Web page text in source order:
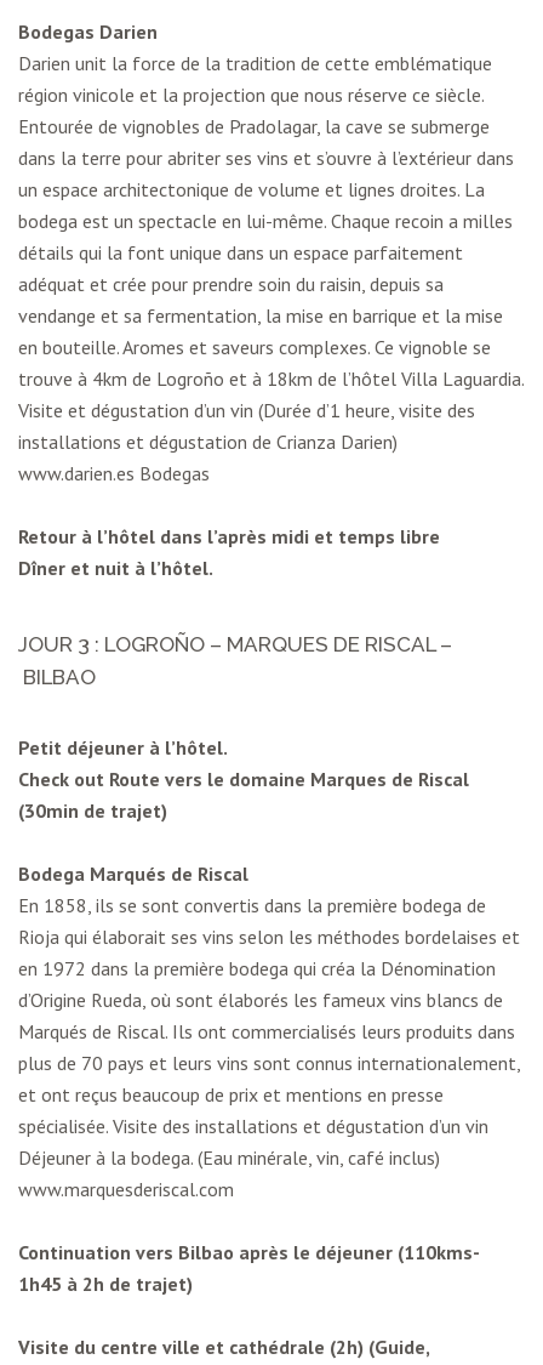
Bodegas Darien
Darien unit la force de la tradition de cette emblématique
région vinicole et la projection que nous réserve ce siècle.
Entourée de vignobles de Pradolagar, la cave se submerge
dans la terre pour abriter ses vins et s’ouvre à l’extérieur dans
un espace architectonique de volume et lignes droites. La
bodega est un spectacle en lui-même. Chaque recoin a milles
détails qui la font unique dans un espace parfaitement
adéquat et crée pour prendre soin du raisin, depuis sa
vendange et sa fermentation, la mise en barrique et la mise
en bouteille. Aromes et saveurs complexes. Ce vignoble se
trouve à 4km de Logroño et à 18km de l’hôtel Villa Laguardia.
Visite et dégustation d’un vin (Durée d’1 heure, visite des
installations et dégustation de Crianza Darien)
www.darien.es Bodegas
Retour à l’hôtel dans l’après midi et temps libre
Dîner et nuit à l’hôtel.
JOUR 3 : LOGROÑO – MARQUES DE RISCAL –
BILBAO
Petit déjeuner à l’hôtel.
Check out Route vers le domaine Marques de Riscal
(30min de trajet)
Bodega Marqués de Riscal
En 1858, ils se sont convertis dans la première bodega de
Rioja qui élaborait ses vins selon les méthodes bordelaises et
en 1972 dans la première bodega qui créa la Dénomination
d’Origine Rueda, où sont élaborés les fameux vins blancs de
Marqués de Riscal. Ils ont commercialisés leurs produits dans
plus de 70 pays et leurs vins sont connus internationalement,
et ont reçus beaucoup de prix et mentions en presse
spécialisée. Visite des installations et dégustation d’un vin
Déjeuner à la bodega. (Eau minérale, vin, café inclus)
www.marquesderiscal.com
Continuation vers Bilbao après le déjeuner (110kms-
1h45 à 2h de trajet)
Visite du centre ville et cathédrale (2h) (Guide,